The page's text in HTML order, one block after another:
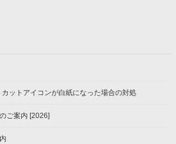
ットアイコンが白紙になった場合の対処
ご案内 [2026]